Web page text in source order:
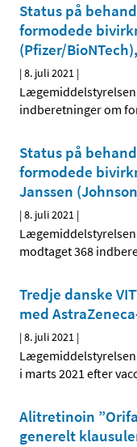
Status på
formodede
(Pfizer/
|8. juli 2021 |
indberetninger om
Status på
formodede
Janssen
|8. juli 2021 |
modtaget 368
Tredje danske
med
|8. juli 2021 |
i marts 2021 efter
Alitretinoin
generelt